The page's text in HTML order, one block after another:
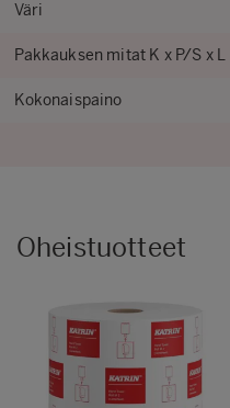
Väri
Pakkauksen mitat K x P/S x L
Kokonaispaino
Oheistuotteet